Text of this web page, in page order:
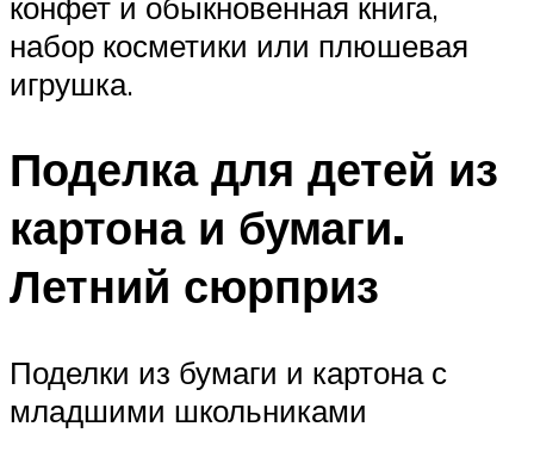
набор косметики или плюшевая
игрушка.
Поделка для детей из
картона и бумаги.
Летний сюрприз
Поделки из бумаги и картона с
младшими школьниками